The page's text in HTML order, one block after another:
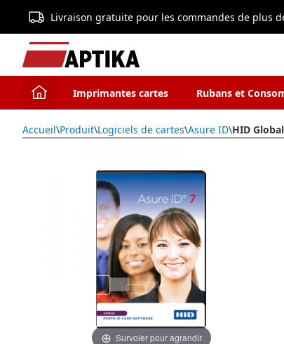
Livraison gratuite pour les commandes de plus
Imprimantes cartes Rubans et
Accueil\Produit\Logiciels de cartes\Asure ID\HID
Survoler pour agrandir